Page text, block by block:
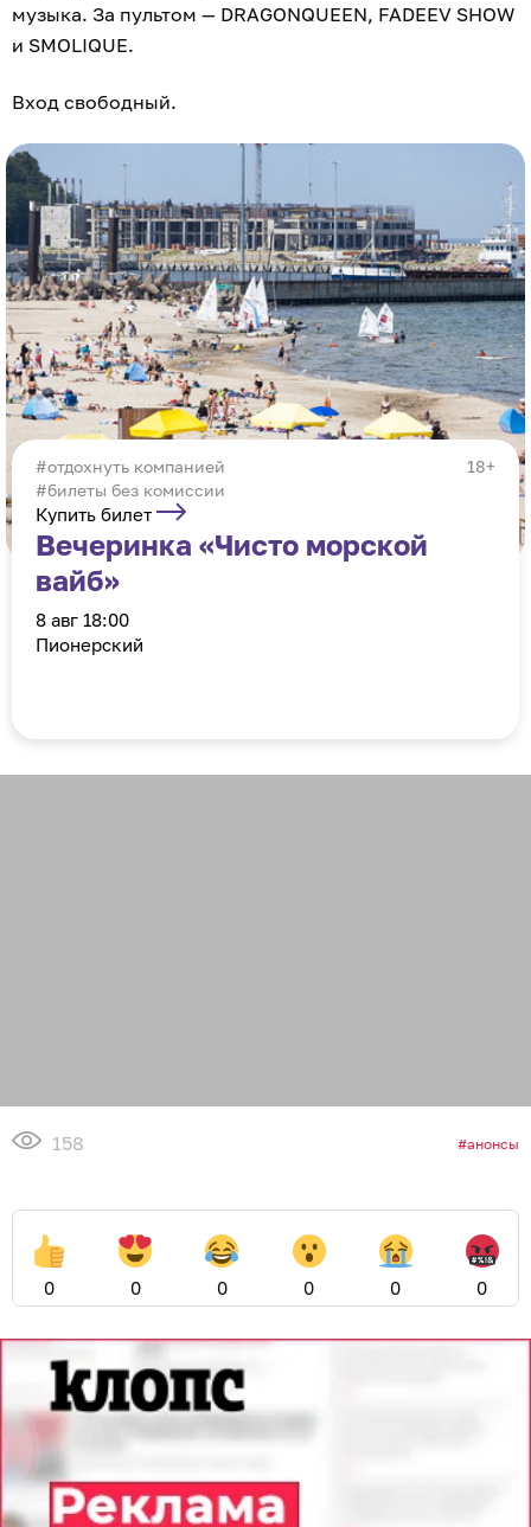
музыка. За пультом — DRAGONQUEEN, FADEEV SHOW
и SMOLIQUE.
Вход свободный.
18+
отдохнуть компанией
#билеты без комиссии
Купить билет
Вечеринка «Чисто морской
вайб»
8 авг 18:00
Пионерский
158 анонсы
0 0 0 0 0 0